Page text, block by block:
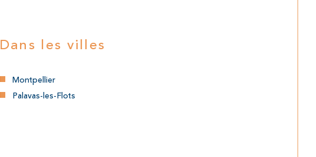
Dans les villes
Montpellier
Palavas-les-Flots